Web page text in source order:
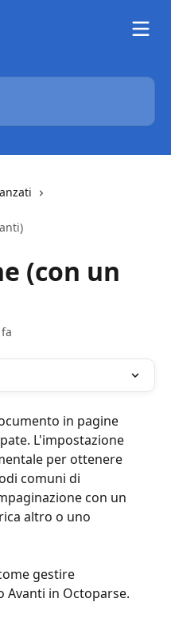
(con un
in pagine
L'impostazione
per ottenere
comuni di
con un
altro o uno
gestire
Avanti in Octoparse.